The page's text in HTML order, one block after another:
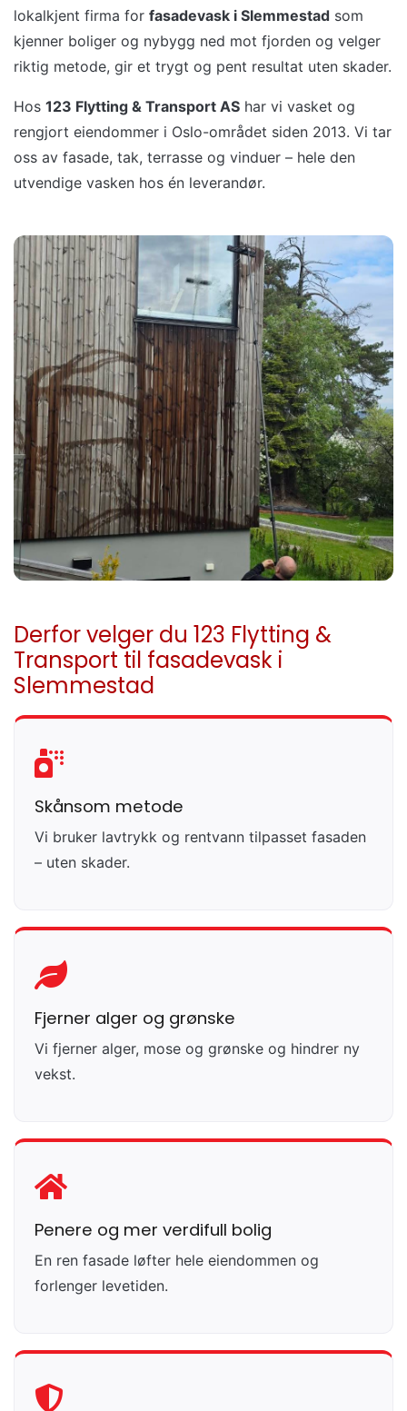
lokalkjent firma for fasadevask i Slemmestad som
kjenner boliger og nybygg ned mot fjorden og velger
riktig metode, gir et trygt og pent resultat uten skader.
Hos 123 Flytting & Transport AS har vi vasket og
rengjort eiendommer i Oslo-området siden 2013. Vi tar
oss av fasade, tak, terrasse og vinduer – hele den
utvendige vasken hos én leverandør.
Derfor velger du 123 Flytting &
Transport til fasadevask i
Slemmestad
Skånsom metode
Vi bruker lavtrykk og rentvann tilpasset fasaden
– uten skader.
Fjerner alger og grønske
Vi fjerner alger, mose og grønske og hindrer ny
vekst.
Penere og mer verdifull bolig
En ren fasade løfter hele eiendommen og
forlenger levetiden.